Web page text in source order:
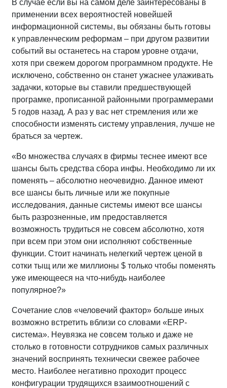
В случае если вы на самом деле заинтересованы в
применении всех вероятностей новейшей
информационной системы, вы обязаны быть готовы
к управленческим реформам – при другом развитии
событий вы останетесь на старом уровне отдачи,
хотя при свежем дорогом программном продукте. Не
исключено, собственно он станет ужаснее улаживать
задачки, которые вы ставили предшествующей
програмке, прописанной районными программерами
5 годов назад. А раз у вас нет стремления или же
способности изменять систему управления, лучше не
браться за чертеж.
«Во множества случаях в фирмы теснее имеют все
шансы быть средства сбора инфы. Необходимо ли их
поменять – абсолютно неочевидно. Данное имеют
все шансы быть личные или же покупные
исследования, данные системы имеют все шансы
быть разрозненные, им предоставляется
возможность трудиться не совсем абсолютно, хотя
при всем при этом они исполняют собственные
функции. Стоит начинать нелегкий чертеж ценой в
сотки тыщ или же миллионы $ только чтобы поменять
уже имеющееся на что-нибудь наиболее
популярное?»
Сочетание слов «человечий фактор» больше иных
возможно встретить вблизи со словами «ERP-
система». Неувязка не совсем только и даже не
столько в готовности сотрудников самых различных
значений воспринять технически свежее рабочее
место. Наиболее негативно проходит процесс
конфигурации трудящихся взаимоотношений с